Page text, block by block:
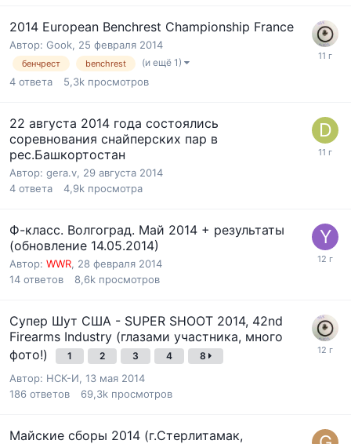
2014 European Benchrest Championship France
Автор: Gook, 25 февраля 2014
бенчрест benchrest (и ещё 1)
4 ответа 5,3k просмотров
22 августа 2014 года состоялись
соревнования снайперских пар в
рес.Башкортостан
Автор: gera.v, 29 августа 2014
4 ответа 4,9k просмотра
Ф-класс. Волгоград. Май 2014 + результаты
(обновление 14.05.2014)
Автор: WWR, 28 февраля 2014
14 ответов 8,6k просмотров
Супер Шут США - SUPER SHOOT 2014, 42nd
Firearms Industry (глазами участника, много
фото!)
1 2 3 4 8
Автор: НСК-И, 13 мая 2014
186 ответов 69,3k просмотров
Майские сборы 2014 (г.Стерлитамак,